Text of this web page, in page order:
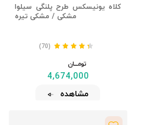
کلاه یونیسکس طرح پلنگی سیلوا
مشکی / مشکی تیره
(70)
تومــــــان
4,674,000
مشاهده